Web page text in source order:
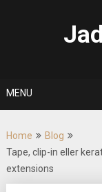
MENU
Home
Blog
Tape, clip-in eller
extensions